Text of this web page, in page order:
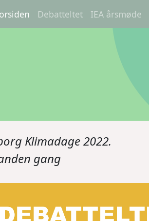
NAVIGATION
Debatteltet IEA årsmøde
Klimadage 2022.
gang